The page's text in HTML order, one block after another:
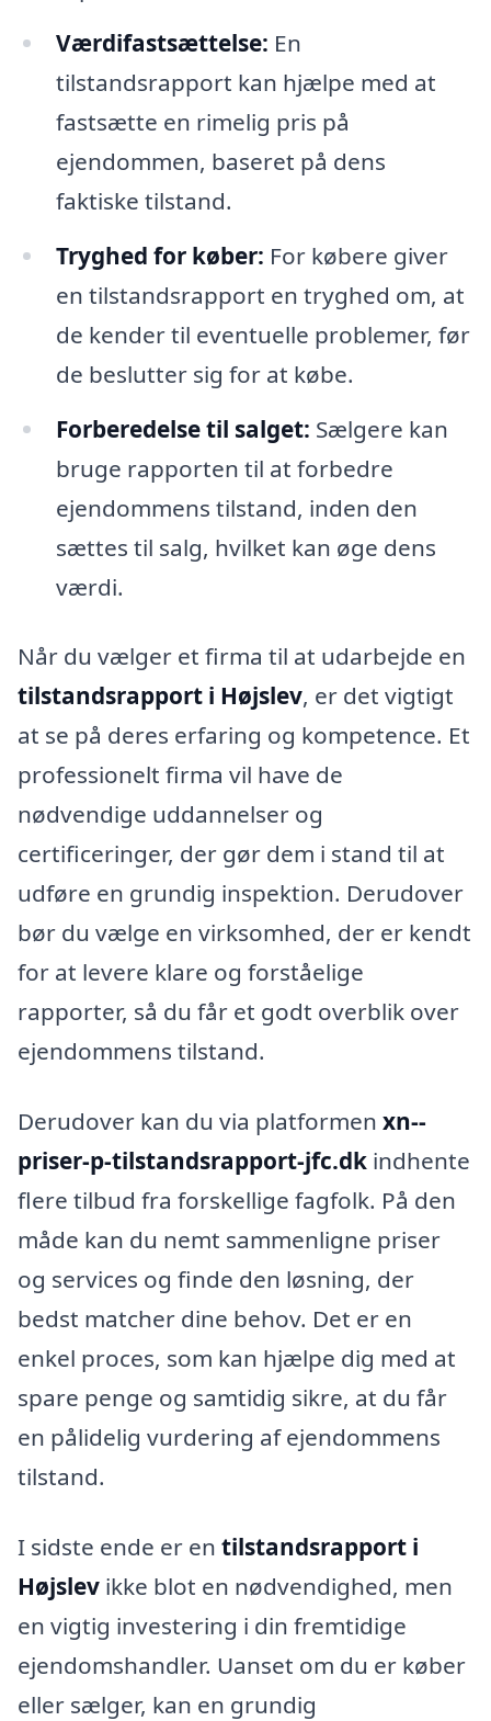
Værdifastsættelse: En
tilstandsrapport kan hjælpe med at
fastsætte en rimelig pris på
ejendommen, baseret på dens
faktiske tilstand.
Tryghed for køber: For købere giver
en tilstandsrapport en tryghed om, at
de kender til eventuelle problemer, før
de beslutter sig for at købe.
Forberedelse til salget: Sælgere kan
bruge rapporten til at forbedre
ejendommens tilstand, inden den
sættes til salg, hvilket kan øge dens
værdi.
Når du vælger et firma til at udarbejde en
tilstandsrapport i Højslev, er det vigtigt
at se på deres erfaring og kompetence. Et
professionelt firma vil have de
nødvendige uddannelser og
certificeringer, der gør dem i stand til at
udføre en grundig inspektion. Derudover
bør du vælge en virksomhed, der er kendt
for at levere klare og forståelige
rapporter, så du får et godt overblik over
ejendommens tilstand.
Derudover kan du via platformen xn--
priser-p-tilstandsrapport-jfc.dk indhente
flere tilbud fra forskellige fagfolk. På den
måde kan du nemt sammenligne priser
og services og finde den løsning, der
bedst matcher dine behov. Det er en
enkel proces, som kan hjælpe dig med at
spare penge og samtidig sikre, at du får
en pålidelig vurdering af ejendommens
tilstand.
I sidste ende er en tilstandsrapport i
Højslev ikke blot en nødvendighed, men
en vigtig investering i din fremtidige
ejendomshandler. Uanset om du er køber
eller sælger, kan en grundig